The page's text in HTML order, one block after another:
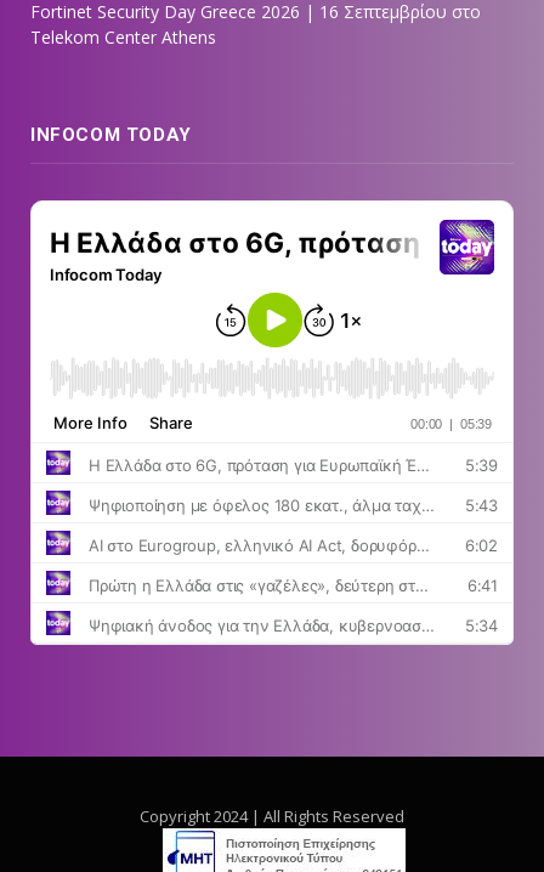
Fortinet Security Day Greece 2026 | 16 Σεπτεμβρίου στο
Telekom Center Athens
INFOCOM TODAY
Copyright 2024 | All Rights Reserved